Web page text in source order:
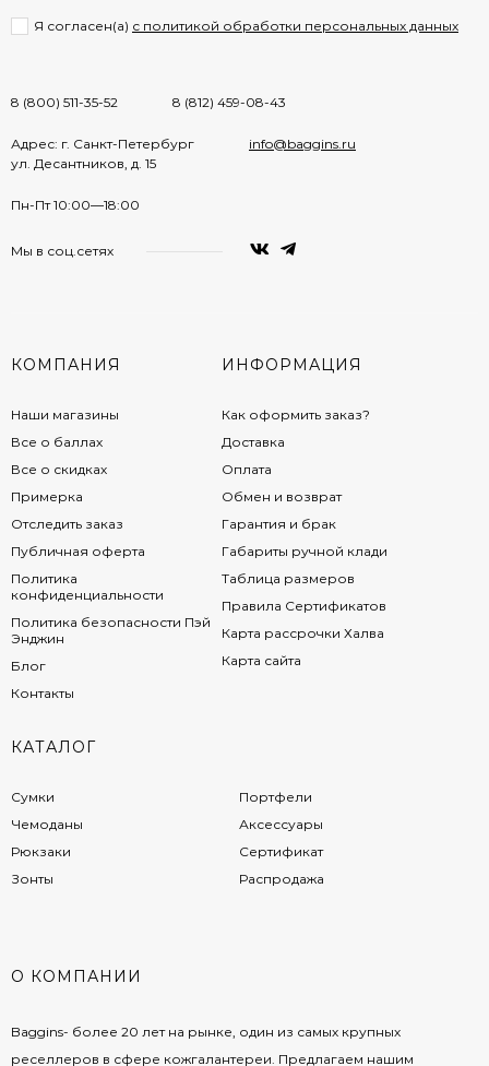
Я согласен(a) с политикой обработки персональных данных
8 (800) 511-35-52 8 (812) 459-08-43
Адрес: г. Санкт-Петербург
ул. Десантников, д. 15
info@baggins.ru
Пн-Пт 10:00—18:00
Мы в соц.сетях
КОМПАНИЯ
Наши магазины
Все о баллах
Все о скидках
Примерка
Отследить заказ
Публичная оферта
Политика
конфиденциальности
Политика безопасности Пэй
Энджин
Блог
Контакты
ИНФОРМАЦИЯ
Как оформить заказ?
Доставка
Оплата
Обмен и возврат
Гарантия и брак
Габариты ручной клади
Таблица размеров
Правила Сертификатов
Карта рассрочки Халва
Карта сайта
КАТАЛОГ
Сумки
Чемоданы
Рюкзаки
Зонты
Портфели
Аксессуары
Сертификат
Распродажа
О КОМПАНИИ
Baggins- более 20 лет на рынке, один из самых крупных
реселлеров в сфере кожгалантереи. Предлагаем нашим